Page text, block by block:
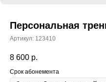
Персональная
Артикул: 123410
8 600 р.
Срок абонемента